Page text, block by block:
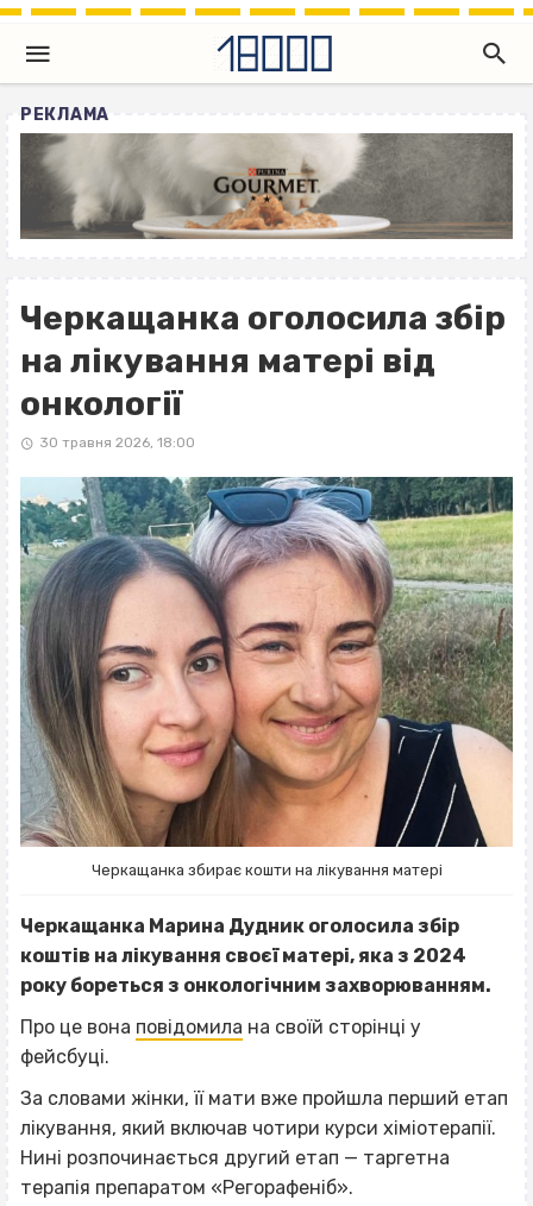
РЕКЛАМА
Черкащанка оголосила збір
на лікування матері від
онкології
30 травня 2026, 18:00
Черкащанка збирає кошти на лікування матері
Черкащанка Марина Дудник оголосила збір
коштів на лікування своєї матері, яка з 2024
року бореться з онкологічним захворюванням.
Про це вона повідомила на своїй сторінці у
фейсбуці.
За словами жінки, її мати вже пройшла перший етап
лікування, який включав чотири курси хіміотерапії.
Нині розпочинається другий етап — таргетна
терапія препаратом «Регорафеніб».